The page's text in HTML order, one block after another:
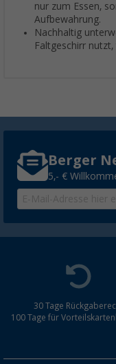
nur zum Essen,
Aufbewahrung.
Nachhaltig
Faltgeschirr
Berger
5,- €
30 Tage
100 Tage für